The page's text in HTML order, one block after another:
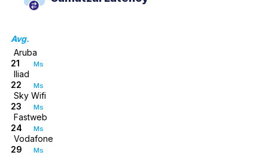
Avg.
Aruba
21
Ms
Iliad
22
Ms
Sky Wifi
23
Ms
Fastweb
24
Ms
Vodafone
29
Ms